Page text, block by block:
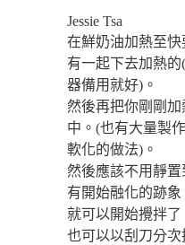
Jessie Tsa
在鮮奶油加熱至
有一起下去加熱
器備用就好)。
然後再把你剛剛
中。(也有大量製
軟化的做法)。
然後應該不用靜
有開始融化的跡
就可以開始攪拌了
也可以以刮刀分次